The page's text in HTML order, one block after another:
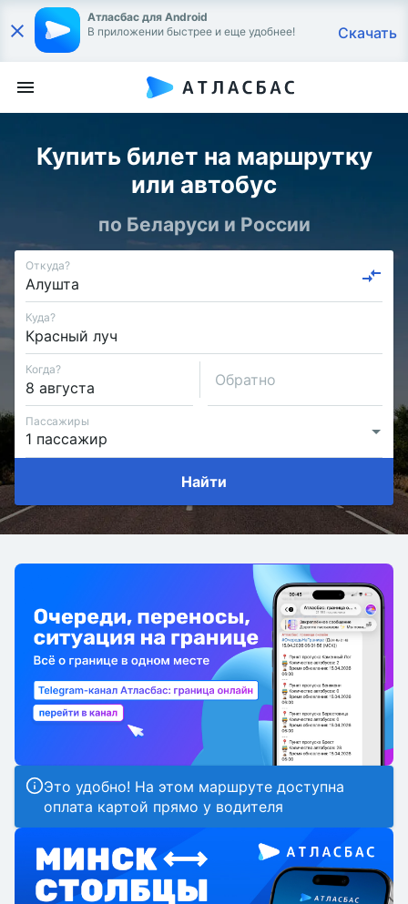
Атласбас для Android
В приложении быстрее и еще удобнее!
Скачать
Купить билет на маршрутку
или автобус
по Беларуси и России
Откуда?
Куда?
Когда?
Обратно
Пассажиры
Найти
Это удобно! На этом маршруте доступна
оплата картой прямо у водителя